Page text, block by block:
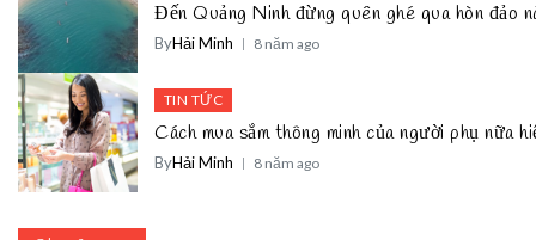
Đến Quảng Ninh đừng quên ghé qua hòn đảo
ByHải Minh 8 năm ago
TIN TỨC
Cách mua sắm thông minh của người phụ nữa
ByHải Minh 8 năm ago